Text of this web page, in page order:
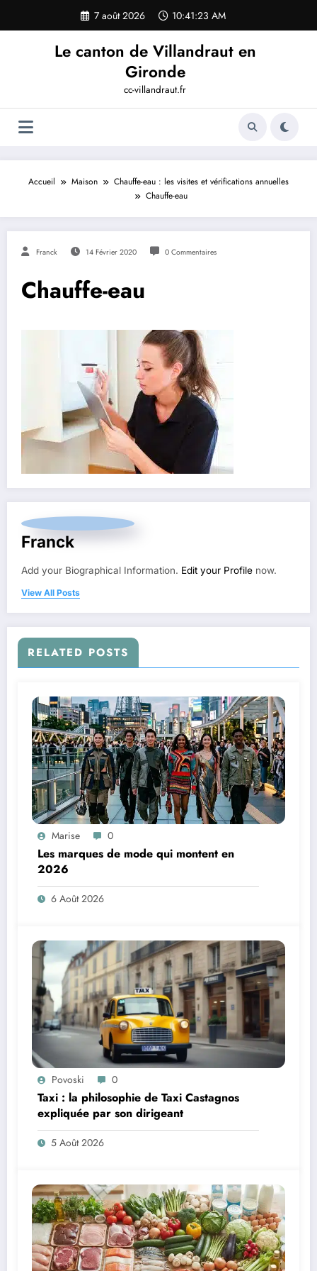
contenu
7 août 2026 10:41:24 AM
Le canton de Villandraut en
Gironde
cc-villandraut.fr
Accueil Maison
Chauffe-eau : les visites et vérifications annuelles
Chauffe-eau
Franck 14 Février 2020 0 Commentaires
Chauffe-eau
Franck
Add your Biographical Information. Edit your Profile now.
View All Posts
RELATED POSTS
Marise 0
Les marques de mode qui montent en
2026
6 Août 2026
Povoski 0
Taxi : la philosophie de Taxi Castagnos
expliquée par son dirigeant
5 Août 2026